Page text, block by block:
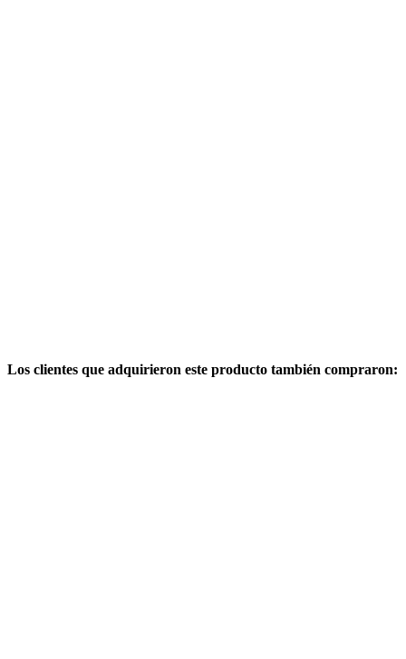
Los clientes que adquirieron este producto también compraron: